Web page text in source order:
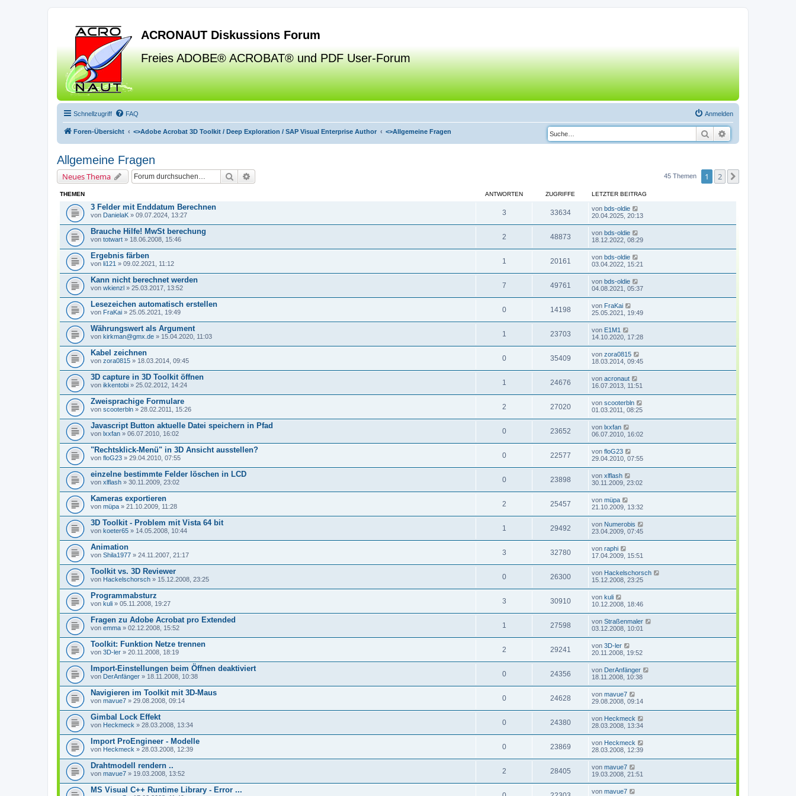
ACRONAUT Diskussions Forum
Freies ADOBE® ACROBAT® und PDF User-Forum
Schnellzugriff FAQ Anmelden
Foren-Übersicht <>Adobe Acrobat 3D Toolkit / Deep Exploration / SAP Visual Enterprise Author <>Allgemeine Fragen Suche
Allgemeine Fragen
Neues Thema Suche 45 Themen 1 2
THEMEN ANTWORTEN ZUGRIFFE LETZTER BEITRAG
3 Felder mit Enddatum Berechnen
von DanielaK » 09.07.2024, 13:27 3 33634 von bds-oldie
20.04.2025, 20:13
Brauche Hilfe! MwSt berechung
von totwart » 18.06.2008, 15:46 2 48873 von bds-oldie
18.12.2022, 08:29
Ergebnis färben
von li121 » 09.02.2021, 11:12 1 20161 von bds-oldie
03.04.2022, 15:21
Kann nicht berechnet werden
von wkienzl » 25.03.2017, 13:52 7 49761 von bds-oldie
04.08.2021, 05:37
Lesezeichen automatisch erstellen
von FraKai » 25.05.2021, 19:49 0 14198 von FraKai
25.05.2021, 19:49
Währungswert als Argument
von kirkman@gmx.de » 15.04.2020, 11:03 1 23703 von E1M1
14.10.2020, 17:28
Kabel zeichnen
von zora0815 » 18.03.2014, 09:45 0 35409 von zora0815
18.03.2014, 09:45
3D capture in 3D Toolkit öffnen
von ikkentobi » 25.02.2012, 14:24 1 24676 von acronaut
16.07.2013, 11:51
Zweisprachige Formulare
von scooterbln » 28.02.2011, 15:26 2 27020 von scooterbln
01.03.2011, 08:25
Javascript Button aktuelle Datei speichern in Pfad
von lxxfan » 06.07.2010, 16:02 0 23652 von lxxfan
06.07.2010, 16:02
"Rechtsklick-Menü" in 3D Ansicht ausstellen?
von floG23 » 29.04.2010, 07:55 0 22577 von floG23
29.04.2010, 07:55
einzelne bestimmte Felder löschen in LCD
von xlflash » 30.11.2009, 23:02 0 23898 von xlflash
30.11.2009, 23:02
Kameras exportieren
von müpa » 21.10.2009, 11:28 2 25457 von müpa
21.10.2009, 13:32
3D Toolkit - Problem mit Vista 64 bit
von koeter65 » 14.05.2008, 10:44 1 29492 von Numerobis
23.04.2009, 07:45
Animation
von Shila1977 » 24.11.2007, 21:17 3 32780 von raphi
17.04.2009, 15:51
Toolkit vs. 3D Reviewer
von Hackelschorsch » 15.12.2008, 23:25 0 26300 von Hackelschorsch
15.12.2008, 23:25
Programmabsturz
von kuli » 05.11.2008, 19:27 3 30910 von kuli
10.12.2008, 18:46
Fragen zu Adobe Acrobat pro Extended
von emma » 02.12.2008, 15:52 1 27598 von Straßenmaler
03.12.2008, 10:01
Toolkit: Funktion Netze trennen
von 3D-ler » 20.11.2008, 18:19 2 29241 von 3D-ler
20.11.2008, 19:52
Import-Einstellungen beim Öffnen deaktiviert
von DerAnfänger » 18.11.2008, 10:38 0 24356 von DerAnfänger
18.11.2008, 10:38
Navigieren im Toolkit mit 3D-Maus
von mavue7 » 29.08.2008, 09:14 0 24628 von mavue7
29.08.2008, 09:14
Gimbal Lock Effekt
von Heckmeck » 28.03.2008, 13:34 0 24380 von Heckmeck
28.03.2008, 13:34
Import ProEngineer - Modelle
von Heckmeck » 28.03.2008, 12:39 0 23869 von Heckmeck
28.03.2008, 12:39
Drahtmodell rendern ..
von mavue7 » 19.03.2008, 13:52 2 28405 von mavue7
19.03.2008, 21:51
MS Visual C++ Runtime Library - Error ... von mavue7